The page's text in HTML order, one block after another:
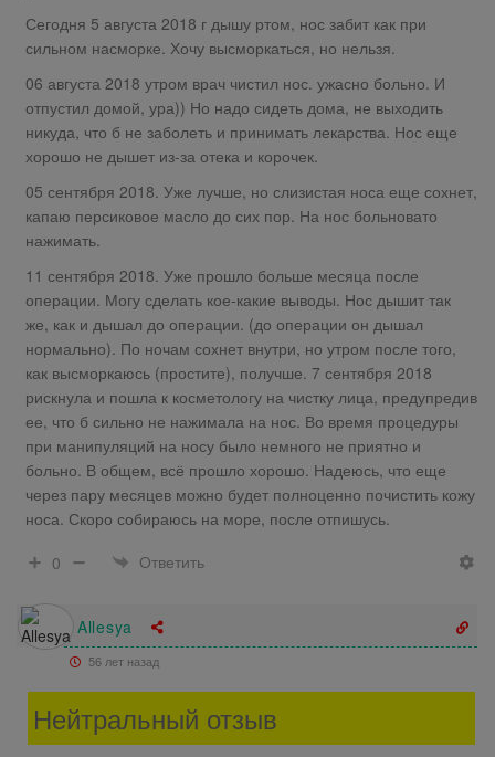
Сегодня 5 августа 2018 г дышу ртом, нос забит как при
сильном насморке. Хочу высморкаться, но нельзя.
06 августа 2018 утром врач чистил нос. ужасно больно. И
отпустил домой, ура)) Но надо сидеть дома, не выходить
никуда, что б не заболеть и принимать лекарства. Нос еще
хорошо не дышет из-за отека и корочек.
05 сентября 2018. Уже лучше, но слизистая носа еще сохнет,
капаю персиковое масло до сих пор. На нос больновато
нажимать.
11 сентября 2018. Уже прошло больше месяца после
операции. Могу сделать кое-какие выводы. Нос дышит так
же, как и дышал до операции. (до операции он дышал
нормально). По ночам сохнет внутри, но утром после того,
как высморкаюсь (простите), получше. 7 сентября 2018
рискнула и пошла к косметологу на чистку лица, предупредив
ее, что б сильно не нажимала на нос. Во время процедуры
при манипуляций на носу было немного не приятно и
больно. В общем, всё прошло хорошо. Надеюсь, что еще
через пару месяцев можно будет полноценно почистить кожу
носа. Скоро собираюсь на море, после отпишусь.
0
Ответить
Allesya
56 лет назад
Нейтральный отзыв